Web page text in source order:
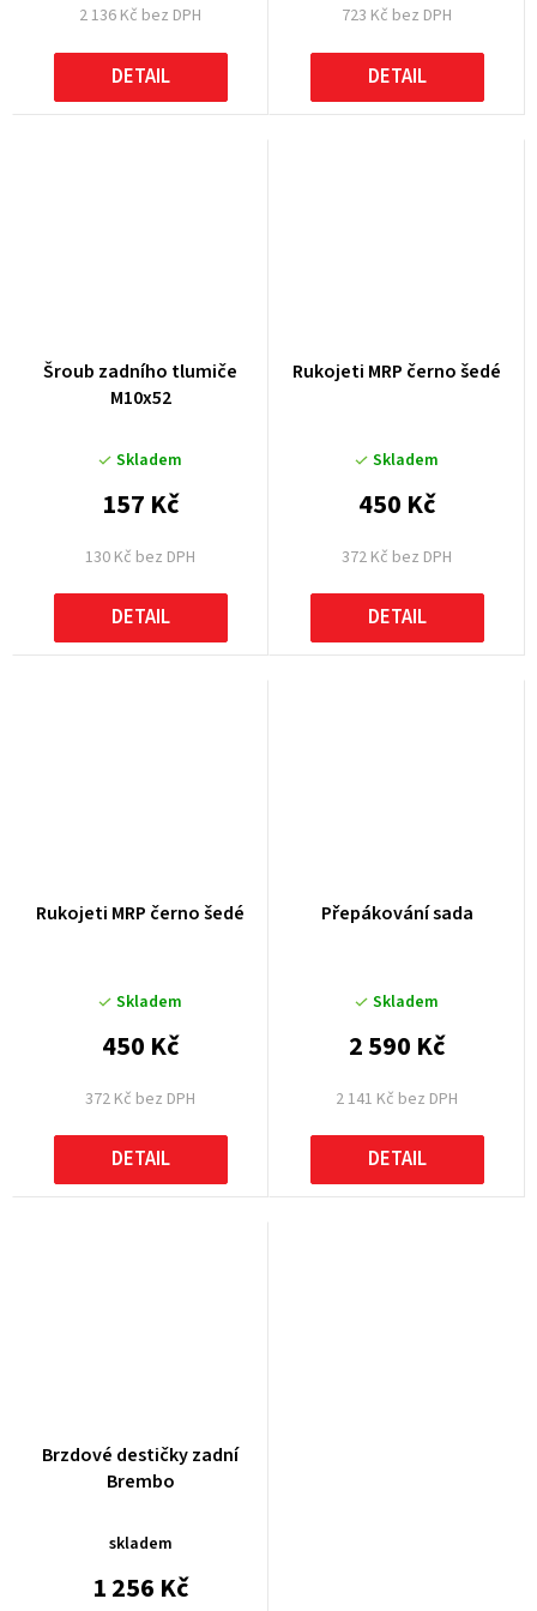
2 136 Kč bez DPH
DETAIL
723 Kč bez DPH
DETAIL
Šroub zadního tlumiče
M10x52
Skladem
130 Kč bez DPH
157 Kč
DETAIL
Rukojeti MRP černo šedé
Skladem
372 Kč bez DPH
450 Kč
DETAIL
Rukojeti MRP černo šedé
Skladem
372 Kč bez DPH
450 Kč
DETAIL
Přepákování sada
Skladem
2 141 Kč bez DPH
2 590 Kč
DETAIL
Brzdové destičky zadní
Brembo
skladem
1 256 Kč